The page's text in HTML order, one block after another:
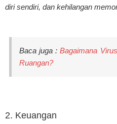
diri sendiri, dan kehilangan
Baca juga :Bagaimana
Ruangan?
2. Keuangan